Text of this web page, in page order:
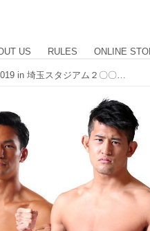
US RULES ONLINE